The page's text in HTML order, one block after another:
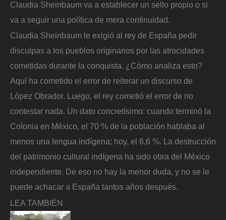
Claudia Sheinbaum va a establecer un sello propio o si
va a seguir una política de mera continuidad.
Claudia Sheinbaum le exigió al rey de España pedir
disculpas a los pueblos originarios por las atrocidades
cometidas durante la conquista. ¿Cómo analiza esto?
Aquí ha cometido el error de reiterar un discurso de
López Obrador. Luego, el rey cometió el error de no
contestar nada. Un dato concretísimo: cuando terminó la
Colonia en México, el 70 % de la población hablaba al
menos una lengua indígena; hoy, el 6,6 %. La destrucción
del patrimonio cultural indígena ha sido obra del México
independiente. De eso no hay la menor duda, y no se le
puede achacar a España tantos años después.
LEA TAMBIÉN